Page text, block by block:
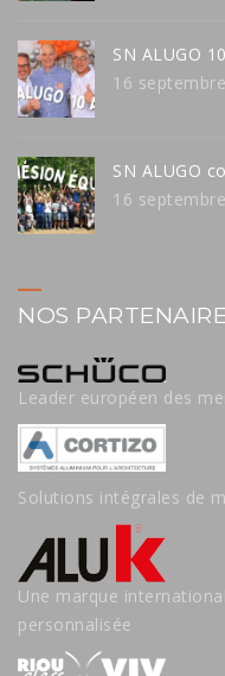
SN ALUGO
16
SN ALUGO
16
NOS
Leader européen des
Solutions intégrales de
Une marque
personnalisée